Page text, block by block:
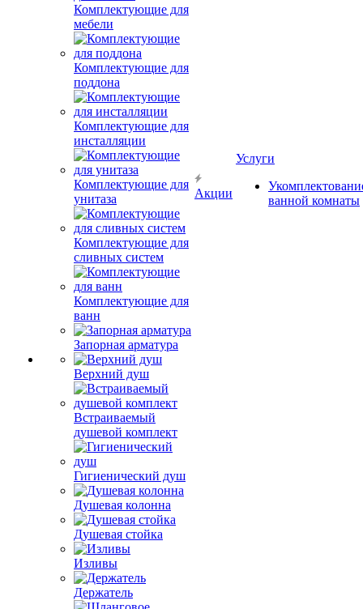
Комплектующие для
мебели
Комплектующие для
поддона
Комплектующие для
инсталляции
Комплектующие для
унитаза
Комплектующие для
сливных систем
Комплектующие для
ванн
Запорная арматура
Верхний душ
Встраиваемый
душевой комплект
Гигиенический душ
Душевая колонна
Душевая стойка
Изливы
Держатель
Акции
Услуги
ванной комнаты